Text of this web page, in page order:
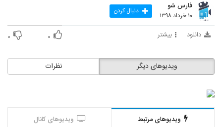
فارس شو
۱۰ خرداد ۱۳۹۸ دنبال کردن
دانلود بیشتر ۰ ۰
نظرات ویدیوهای دیگر
ویدیوهای مرتبط ویدیوهای کانال